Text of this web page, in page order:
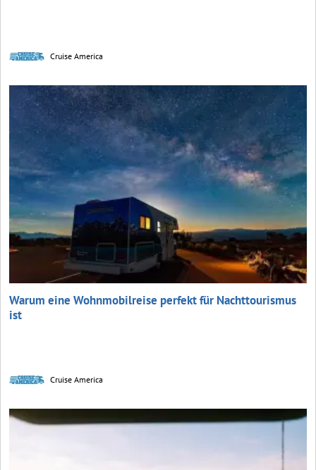
Cruise America
Warum eine Wohnmobilreise perfekt für Nachttourismus
ist
Cruise America